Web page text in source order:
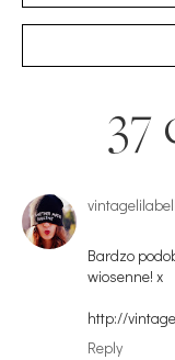
37
Bardzo
wiosenne! x
http://
Reply